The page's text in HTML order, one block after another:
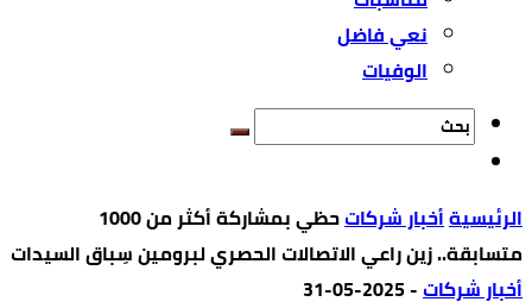
نعي فاضل
الوفيات
‫الرئيسية‬أخبار شركات
حظي بمشاركة أكثر من 1000
متسابقة.. زين راعي الاتصالات الحصري لبرومين سِباق السيدات
أخبار شركات-
2025-05-31